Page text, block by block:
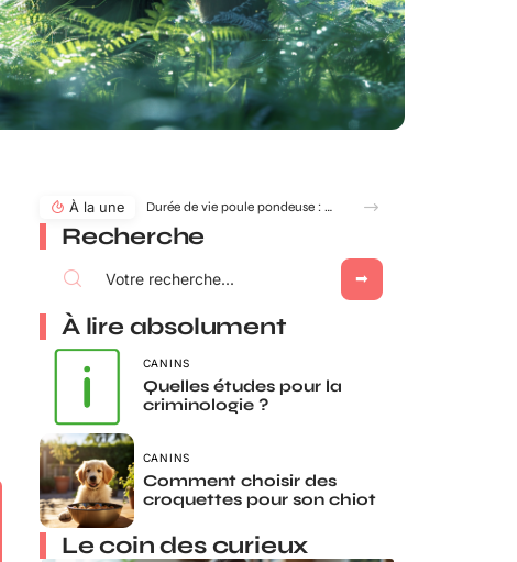
À la une Durée de vie poule pondeuse : âge idéal pour adopter ou renouveler ?
Recherche
À lire absolument
CANINS
Quelles études pour la
criminologie ?
CANINS
Comment choisir des
croquettes pour son chiot
Le coin des curieux